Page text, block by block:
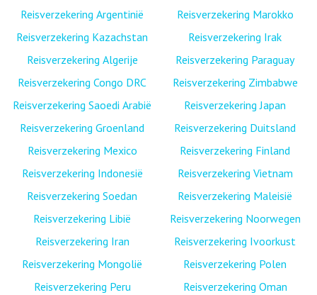
Reisverzekering Argentinië
Reisverzekering Kazachstan
Reisverzekering Algerije
Reisverzekering Congo DRC
Reisverzekering Saoedi Arabië
Reisverzekering Groenland
Reisverzekering Mexico
Reisverzekering Indonesië
Reisverzekering Soedan
Reisverzekering Libië
Reisverzekering Iran
Reisverzekering Mongolië
Reisverzekering Peru
Reisverzekering Marokko
Reisverzekering Irak
Reisverzekering Paraguay
Reisverzekering Zimbabwe
Reisverzekering Japan
Reisverzekering Duitsland
Reisverzekering Finland
Reisverzekering Vietnam
Reisverzekering Maleisië
Reisverzekering Noorwegen
Reisverzekering Ivoorkust
Reisverzekering Polen
Reisverzekering Oman